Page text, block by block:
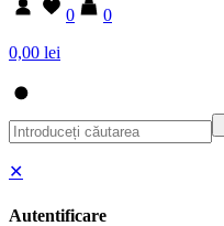
0
0
0,00 lei
✕
Autentificare